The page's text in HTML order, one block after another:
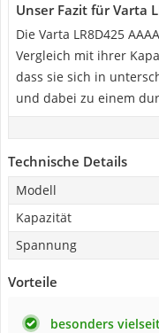
Unser Fazit für Varta
Die Varta LR8D425
Vergleich mit ihrer
dass sie sich in
und dabei zu einem
Technische Details
Modell
Kapazität
Spannung
Vorteile
besonders